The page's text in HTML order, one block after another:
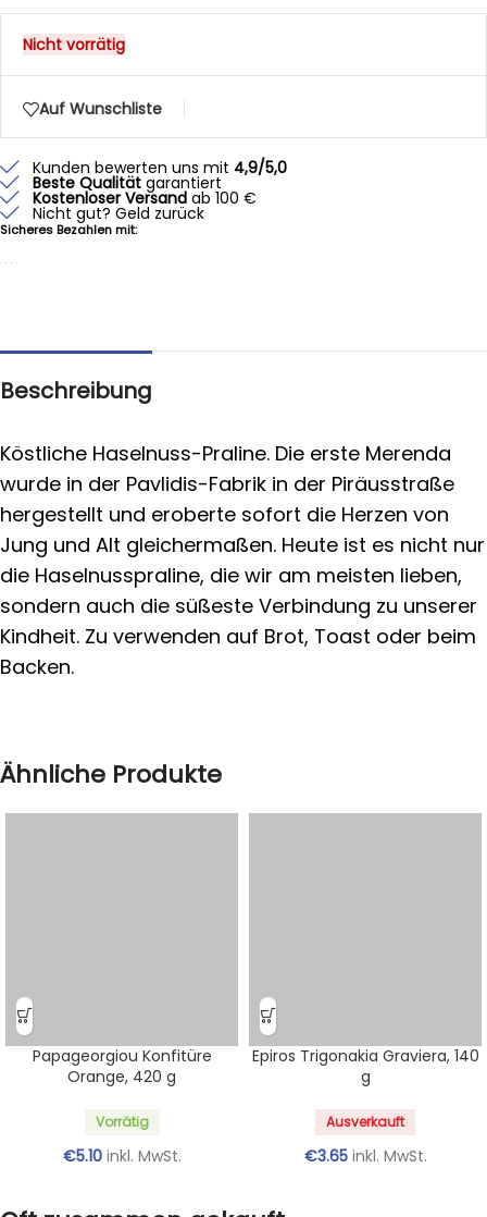
Nicht vorrätig
Auf Wunschliste
Kunden bewerten uns mit 4,9/5,0
Beste Qualität garantiert
Kostenloser Versand ab 100 €
Nicht gut? Geld zurück
Sicheres Bezahlen mit:
Beschreibung
Köstliche Haselnuss-Praline. Die erste Merenda
wurde in der Pavlidis-Fabrik in der Piräusstraße
hergestellt und eroberte sofort die Herzen von
Jung und Alt gleichermaßen. Heute ist es nicht nur
die Haselnusspraline, die wir am meisten lieben,
sondern auch die süßeste Verbindung zu unserer
Kindheit. Zu verwenden auf Brot, Toast oder beim
Backen.
Ähnliche Produkte
Papageorgiou Konfitüre
Orange, 420 g
Vorrätig
€5.10 inkl. MwSt.
Epiros Trigonakia Graviera, 140
g
Ausverkauft
€3.65 inkl. MwSt.